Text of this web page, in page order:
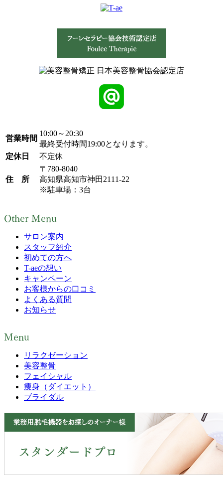
営業時間
10:00～20:30
最終受付時間19:00となります。
定休日
不定休
住 所
〒780-8040
高知県高知市神田2111-22
※駐車場：3台
Other Menu
サロン案内
スタッフ紹介
初めての方へ
T-aeの想い
キャンペーン
お客様からの口コミ
よくある質問
お知らせ
Menu
リラクゼーション
美容整骨
フェイシャル
痩身（ダイエット）
ブライダル